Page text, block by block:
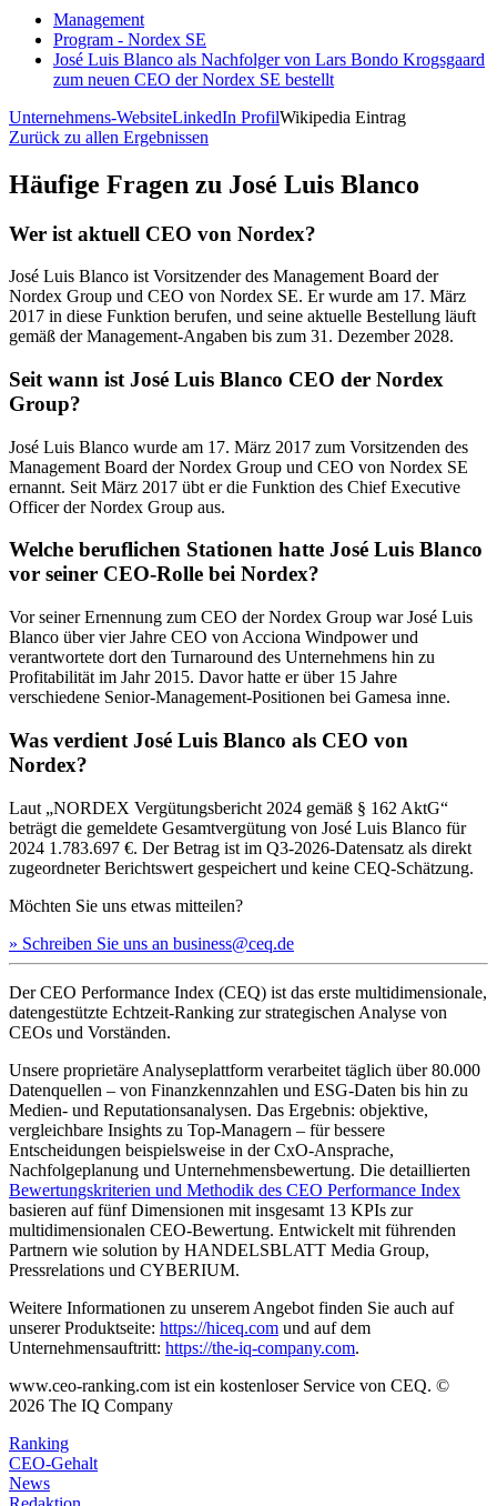
Management
Program - Nordex SE
José Luis Blanco als Nachfolger von Lars Bondo Krogsgaard
zum neuen CEO der Nordex SE bestellt
Unternehmens-WebsiteLinkedIn ProfilWikipedia Eintrag
Zurück zu allen Ergebnissen
Häufige Fragen zu José Luis Blanco
Wer ist aktuell CEO von Nordex?
José Luis Blanco ist Vorsitzender des Management Board der
Nordex Group und CEO von Nordex SE. Er wurde am 17. März
2017 in diese Funktion berufen, und seine aktuelle Bestellung läuft
gemäß der Management-Angaben bis zum 31. Dezember 2028.
Seit wann ist José Luis Blanco CEO der Nordex
Group?
José Luis Blanco wurde am 17. März 2017 zum Vorsitzenden des
Management Board der Nordex Group und CEO von Nordex SE
ernannt. Seit März 2017 übt er die Funktion des Chief Executive
Officer der Nordex Group aus.
Welche beruflichen Stationen hatte José Luis Blanco
vor seiner CEO-Rolle bei Nordex?
Vor seiner Ernennung zum CEO der Nordex Group war José Luis
Blanco über vier Jahre CEO von Acciona Windpower und
verantwortete dort den Turnaround des Unternehmens hin zu
Profitabilität im Jahr 2015. Davor hatte er über 15 Jahre
verschiedene Senior-Management-Positionen bei Gamesa inne.
Was verdient José Luis Blanco als CEO von
Nordex?
Laut „NORDEX Vergütungsbericht 2024 gemäß § 162 AktG“
beträgt die gemeldete Gesamtvergütung von José Luis Blanco für
2024 1.783.697 €. Der Betrag ist im Q3-2026-Datensatz als direkt
zugeordneter Berichtswert gespeichert und keine CEQ-Schätzung.
Möchten Sie uns etwas mitteilen?
» Schreiben Sie uns an business@ceq.de
Der CEO Performance Index (CEQ) ist das erste multidimensionale,
datengestützte Echtzeit-Ranking zur strategischen Analyse von
CEOs und Vorständen.
Unsere proprietäre Analyseplattform verarbeitet täglich über 80.000
Datenquellen – von Finanzkennzahlen und ESG-Daten bis hin zu
Medien- und Reputationsanalysen. Das Ergebnis: objektive,
vergleichbare Insights zu Top-Managern – für bessere
Entscheidungen beispielsweise in der CxO-Ansprache,
Nachfolgeplanung und Unternehmensbewertung. Die detaillierten
Bewertungskriterien und Methodik des CEO Performance Index
basieren auf fünf Dimensionen mit insgesamt 13 KPIs zur
multidimensionalen CEO-Bewertung. Entwickelt mit führenden
Partnern wie solution by HANDELSBLATT Media Group,
Pressrelations und CYBERIUM.
Weitere Informationen zu unserem Angebot finden Sie auch auf
unserer Produktseite: https://hiceq.com und auf dem
Unternehmensauftritt: https://the-iq-company.com.
www.ceo-ranking.com ist ein kostenloser Service von CEQ. ©
2026 The IQ Company
Ranking
CEO-Gehalt
News